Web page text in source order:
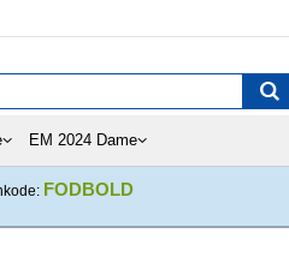
EM 2024 Dame
FODBOLD